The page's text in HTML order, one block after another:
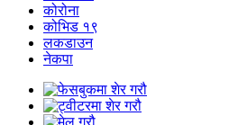
कोरोना
कोभिड १९
लकडाउन
नेकपा